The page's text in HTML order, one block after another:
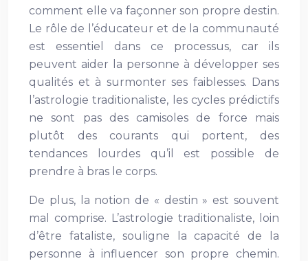
comment elle va façonner son propre destin.
Le rôle de l’éducateur et de la communauté
est essentiel dans ce processus, car ils
peuvent aider la personne à développer ses
qualités et à surmonter ses faiblesses. Dans
l’astrologie traditionaliste, les cycles prédictifs
ne sont pas des camisoles de force mais
plutôt des courants qui portent, des
tendances lourdes qu’il est possible de
prendre à bras le corps.
De plus, la notion de « destin » est souvent
mal comprise. L’astrologie traditionaliste, loin
d’être fataliste, souligne la capacité de la
personne à influencer son propre chemin.